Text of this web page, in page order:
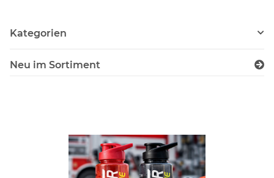
Kategorien
Neu im Sortiment